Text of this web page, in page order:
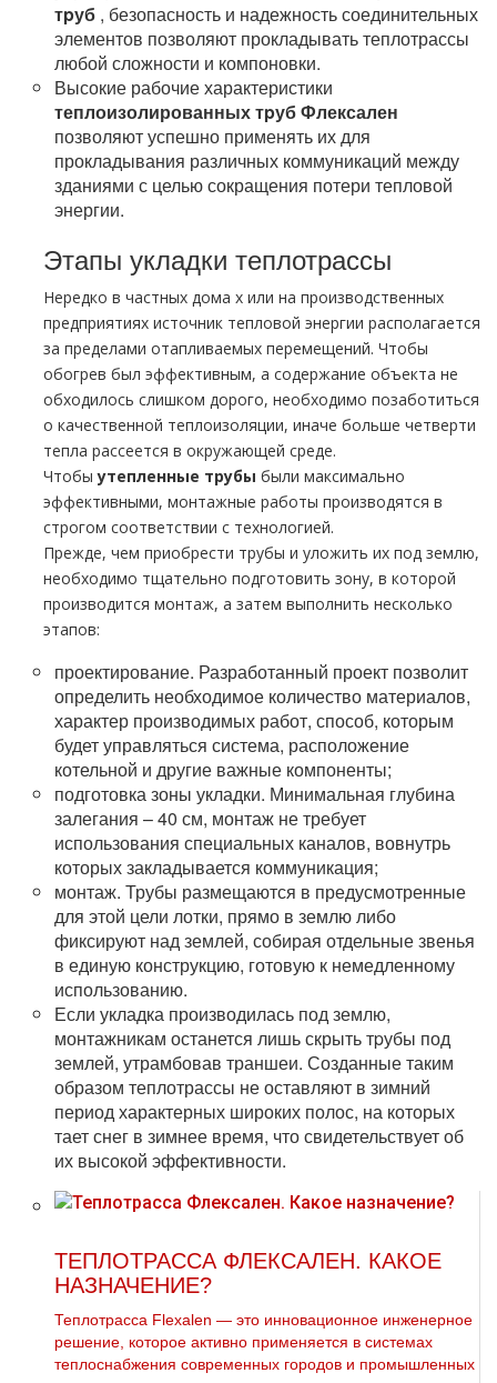
тpуб , безопасность и надежность соединительных
элементов позволяют прокладывать теплотрассы
любой сложности и компоновки.
Высокие рабочие характеристики
теплоизолированных тpубФлексален
позволяют успешно применять их для
прокладывания различных коммуникаций между
зданиями с целью сокращения потери тепловой
энергии.
Этапы укладки теплотрассы
Нередко в частных дoма х или на производственных
предприятиях источник тепловой энергии располагается
за пределами отапливаемых перемещений. Чтобы
обогрев был эффективным, а содержание объекта не
обходилось слишком дорого, необходимо позаботиться
о качественной теплоизоляции, иначе больше четверти
тепла рассеется в окружающей среде.
Чтобыутепленные тpубы были максимально
эффективными, монтажные работы производятся в
строгом соответствии с технологией.
Прежде, чем приобрести тpубы и уложить их под землю,
необходимо тщательно подготовить зону, в которой
производится монтаж, а затем выполнить несколько
этапов:
проектирование. Разработанный проект позволит
определить необходимое количество материалов,
характер производимых работ, способ, которым
будет управляться система, расположение
котельной и другие важные компоненты;
подготовка зоны укладки. Минимальная глубина
залегания – 40 см, монтаж не требует
использования специальных каналов, вовнутрь
которых закладывается коммуникация;
монтаж. Трубы размещаются в предусмотренные
для этой цели лотки, прямо в землю либо
фиксируют над землей, собирая отдельные звенья
в единую конструкцию, готовую к немедленному
использованию.
Если укладка производилась под землю,
монтажникам останется лишь скрыть тpубы под
землей, утрамбовав траншеи. Созданные таким
образом теплотрассы не оставляют в зимний
период характерных широких полос, на которых
тает снег в зимнее время, что свидетельствует об
их высокой эффективности.
ТЕПЛОТРАССА ФЛЕКСАЛЕН. КАКОЕ
НАЗНАЧЕНИЕ?
Теплотрасса Flexalen — это инновационное инженерное
решение, которое активно применяется в системах
теплоснабжения современных городов и промышленных